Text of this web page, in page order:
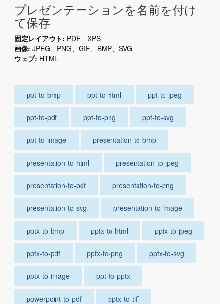
プレゼンテーションを名前を付け
て保存
固定レイアウト: PDF、XPS
画像: JPEG、PNG、GIF、BMP、SVG
ウェブ: HTML
ppt-to-bmp ppt-to-html ppt-to-jpeg
ppt-to-pdf ppt-to-png ppt-to-svg
ppt-to-image presentation-to-bmp
presentation-to-html presentation-to-jpeg
presentation-to-pdf presentation-to-png
presentation-to-svg presentation-to-image
pptx-to-bmp pptx-to-html pptx-to-jpeg
pptx-to-pdf pptx-to-png pptx-to-svg
pptx-to-image ppt-to-pptx
powerpoint-to-pdf pptx-to-tiff